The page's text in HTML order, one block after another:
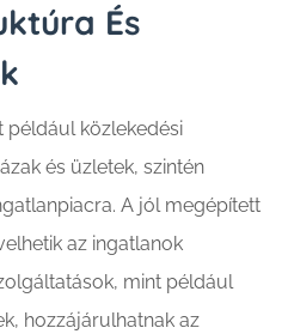
És
például közlekedési
és üzletek, szintén
A jól megépített
az ingatlanok
mint például
hozzájárulhatnak az